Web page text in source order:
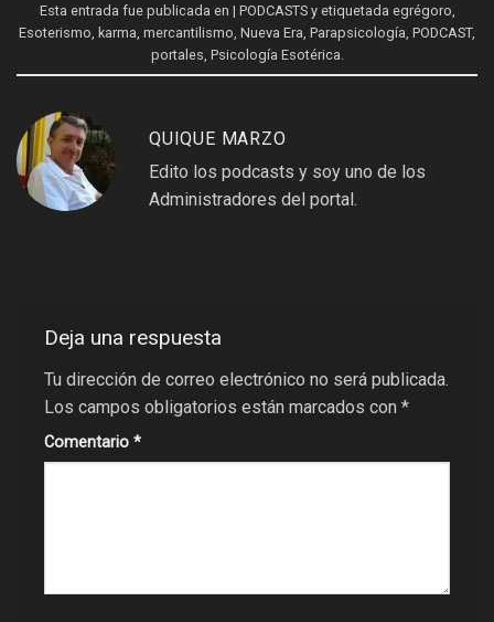
Esta entrada fue publicada en | PODCASTSy etiquetada egrégoro
Esoterismo karma mercantilismo Nueva Era Parapsicología PODCAST,
portales Psicología Esotérica
QUIQUE MARZO
Edito los podcasts y soy uno de los
Administradores del portal.
Deja una respuesta
Tu dirección de correo electrónico no será publicada.
Los campos obligatorios están marcados con *
Comentario *